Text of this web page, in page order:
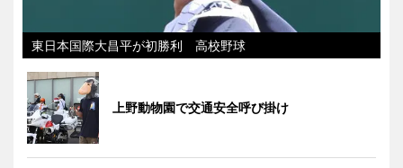
東日本国際大昌平が初勝利 高校野球
上野動物園で交通安全呼び掛け